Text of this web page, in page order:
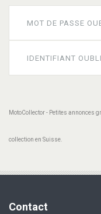
MOT DE PASSE
IDENTIFIANT
MotoCollector - Petites annonces
collection en Suisse.
Contact